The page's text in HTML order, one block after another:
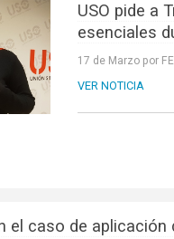
USO pide a
esenciales
17 de Marzo por
VER NOTICIA
el caso de aplicación